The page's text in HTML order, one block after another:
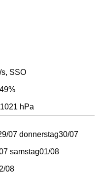
s, SSO
49%
1021 hPa
07 donnerstag30/07
samstag01/08
08